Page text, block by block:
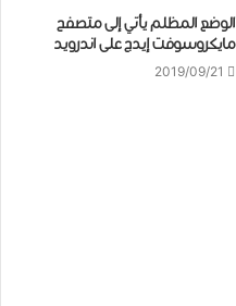
الوضع المظلم يأتي إلى متصفح
مايكروسوفت ﺇﻳﺪﺝ على اندرويد
2019/09/21